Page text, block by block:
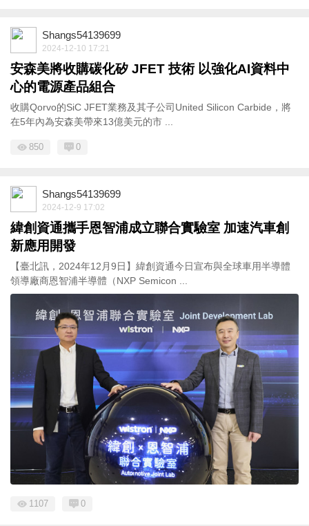
Shangs54139699
2024-12-10 17:21
安森美將收購碳化矽 JFET 技術 以強化AI資料中
心的電源產品組合
收購Qorvo的SiC JFET業務及其子公司United Silicon Carbide，將
在5年內為安森美帶來13億美元的市 ...
850 0
Shangs54139699
2024-12-9 17:02
緯創資通攜手恩智浦成立聯合實驗室 加速汽車創
新應用開發
【臺北訊，2024年12月9日】緯創資通今日宣布與全球車用半導體
領導廠商恩智浦半導體（NXP Semicon ...
1107 0